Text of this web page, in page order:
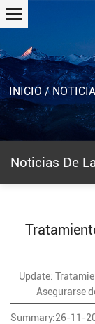
INICIO/
Noticias De
Update:
Asegurarse
Summary:26-11-